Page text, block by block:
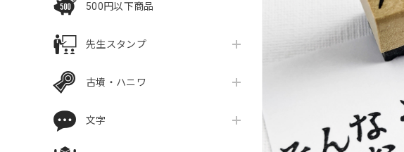
500円以下商品
先生スタンプ
古墳・ハニワ
文字